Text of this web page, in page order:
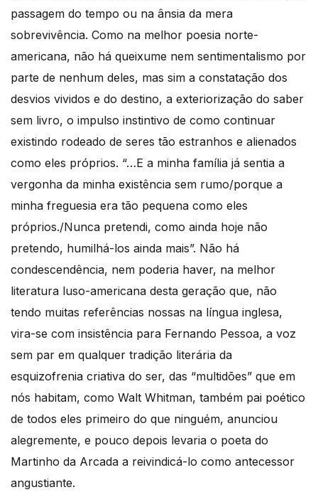
passagem do tempo ou na ânsia da mera
sobrevivência. Como na melhor poesia norte-
americana, não há queixume nem sentimentalismo por
parte de nenhum deles, mas sim a constatação dos
desvios vividos e do destino, a exteriorização do saber
sem livro, o impulso instintivo de como continuar
existindo rodeado de seres tão estranhos e alienados
como eles próprios. “…E a minha família já sentia a
vergonha da minha existência sem rumo/porque a
minha freguesia era tão pequena como eles
próprios./Nunca pretendi, como ainda hoje não
pretendo, humilhá-los ainda mais”. Não há
condescendência, nem poderia haver, na melhor
literatura luso-americana desta geração que, não
tendo muitas referências nossas na língua inglesa,
vira-se com insistência para Fernando Pessoa, a voz
sem par em qualquer tradição literária da
esquizofrenia criativa do ser, das “multidões” que em
nós habitam, como Walt Whitman, também pai poético
de todos eles primeiro do que ninguém, anunciou
alegremente, e pouco depois levaria o poeta do
Martinho da Arcada a reivindicá-lo como antecessor
angustiante.